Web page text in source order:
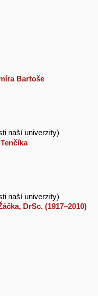
Bartoše
naší univerzity)
naší univerzity)
DrSc. (1917–2010)